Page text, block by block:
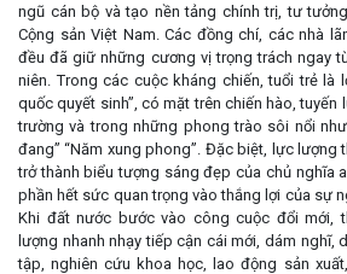
ngũ cán bộ và tạo nền tảng chính trị, tư
Cộng sản Việt Nam. Các đồng chí, các nhà
đều đã giữ những cương vị trọng trách ngay
niên. Trong các cuộc kháng chiến, tuổi trẻ là
quốc quyết sinh”, có mặt trên chiến hào, tuyến
trường và trong những phong trào sôi nổi như
đang” “Năm xung phong”. Đặc biệt, lực lượng
trở thành biểu tượng sáng đẹp của chủ nghĩa
phần hết sức quan trọng vào thắng lợi của sự
Khi đất nước bước vào công cuộc đổi mới,
lượng nhanh nhạy tiếp cận cái mới, dám nghĩ,
tập, nghiên cứu khoa học, lao động sản